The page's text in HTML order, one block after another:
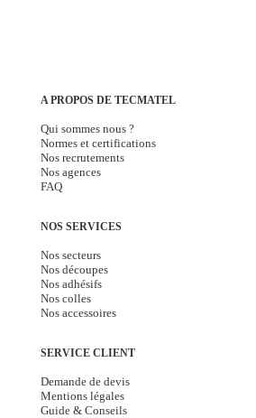
A PROPOS DE TECMATEL
Qui sommes nous ?
Normes et certifications
Nos recrutements
Nos agences
FAQ
NOS SERVICES
Nos secteurs
Nos découpes
Nos adhésifs
Nos colles
Nos accessoires
SERVICE CLIENT
Demande de devis
Mentions légales
Guide & Conseils